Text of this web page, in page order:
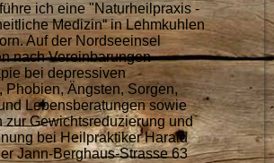
ich eine "Naturheilpraxis -
Medizin“ in Lehmkuhlen
Auf der Nordseeinsel
nach Vereinbarungen
bei depressiven
Phobien, Ängsten, Sorgen,
Lebensberatungen sowie
zur Gewichtsreduzierung und
bei Heilpraktiker Harald
Jann-Berghaus-Strasse 63